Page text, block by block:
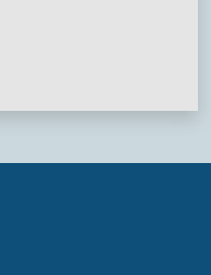
da 1 a 5 stelle